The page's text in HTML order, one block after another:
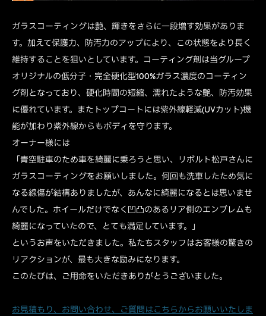
ガラスコーティングは艶、輝きをさらに一段増す効果がありま
す。加えて保護力、防汚力のアップにより、この状態をより長く
維持することを狙いとしています。コーティング剤は当グループ
オリジナルの低分子・完全硬化型100%ガラス濃度のコーティン
グ剤となっており、硬化時間の短縮、濡れたような艶、防汚効果
に優れています。またトップコートには紫外線軽減(UVカット)機
能が加わり紫外線からもボディを守ります。
オーナー様には
「青空駐車のため車を綺麗に乗ろうと思い、リボルト松戸さんに
ガラスコーティングをお願いしました。何回も洗車したため気に
なる線傷が結構ありましたが、あんなに綺麗になるとは思いませ
んでした。ホイールだけでなく凹凸のあるリア側のエンブレムも
綺麗になっていたので、とても満足しています。」
というお声をいただきました。私たちスタッフはお客様の驚きの
リアクションが、最も大きな励みになります。
このたびは、ご用命をいただきありがとうございました。
お見積もり、お問い合わせ、ご質問はこちらからお願いいたしま